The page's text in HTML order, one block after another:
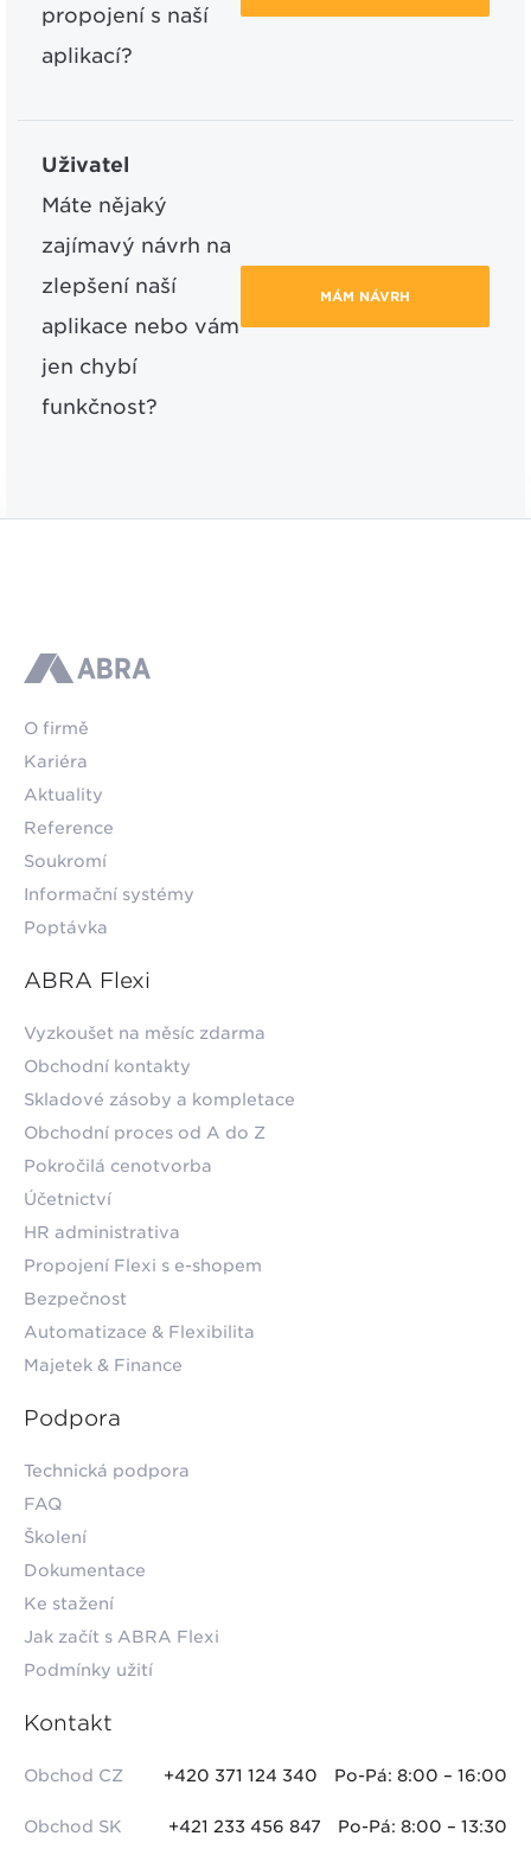
propojení s naší
aplikací?
Uživatel
Máte nějaký
zajímavý návrh na
zlepšení naší
aplikace nebo vám
jen chybí
funkčnost?
MÁM NÁVRH
ABRA
O firmě
Kariéra
Aktuality
Reference
Soukromí
Informační systémy
Poptávka
ABRA Flexi
Vyzkoušet na měsíc zdarma
Obchodní kontakty
Skladové zásoby a kompletace
Obchodní proces od A do Z
Pokročilá cenotvorba
Účetnictví
HR administrativa
Propojení Flexi s e-shopem
Bezpečnost
Automatizace & Flexibilita
Majetek & Finance
Podpora
Technická podpora
FAQ
Školení
Dokumentace
Ke stažení
Jak začít s ABRA Flexi
Podmínky užití
Kontakt
Obchod CZ +420 371 124 340 Po-Pá: 8:00 – 16:00
Obchod SK +421 233 456 847 Po-Pá: 8:00 – 13:30